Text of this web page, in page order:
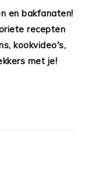
en bakfanaten!
recepten
kookvideo's,
met je!